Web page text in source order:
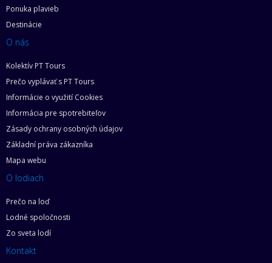
Ponuka plavieb
Destinácie
O nás
Kolektív PT Tours
Prečo vyplávať s PT Tours
Informácie o využití Cookies
Informácia pre spotrebiteľov
Zásady ochrany osobných údajov
Základní práva zákazníka
Mapa webu
O lodiach
Prečo na loď
Lodné spoločnosti
Zo sveta lodí
Kontakt